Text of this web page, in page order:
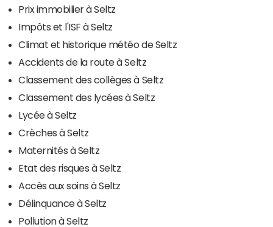
Prix immobilier à Seltz
Impôts et l'ISF à Seltz
Climat et historique météo de Seltz
Accidents de la route à Seltz
Classement des collèges à Seltz
Classement des lycées à Seltz
Lycée à Seltz
Crèches à Seltz
Maternités à Seltz
Etat des risques à Seltz
Accès aux soins à Seltz
Délinquance à Seltz
Pollution à Seltz